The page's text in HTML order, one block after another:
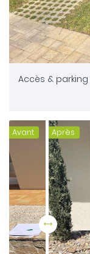
Avant Après